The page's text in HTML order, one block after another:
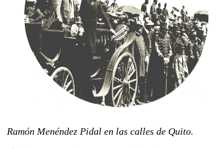
Ramón Menéndez Pidal en las calles de Quito.